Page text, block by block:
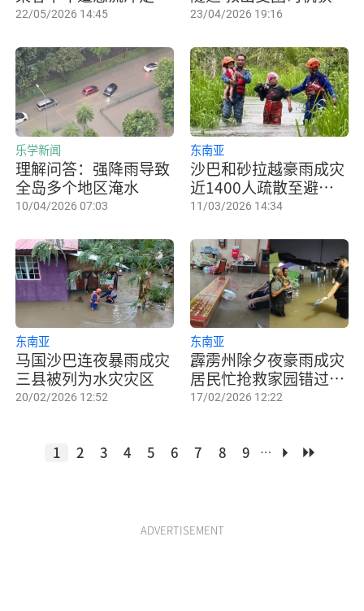
22/05/2026 14:45
赞
23/04/2026 19:16
理解问答：强降雨导致
全岛多个地区淹水
乐学新闻
10/04/2026 07:03
沙巴和砂拉越豪雨成灾
近1400人疏散至避难
中心
东南亚
11/03/2026 14:34
马国沙巴连夜暴雨成灾
三县被列为水灾灾区
东南亚
20/02/2026 12:52
霹雳州除夕夜豪雨成灾
居民忙抢救家园错过团
圆饭
东南亚
17/02/2026 12:22
1 2 3 4 5 6 7 8 9 …
ADVERTISEMENT